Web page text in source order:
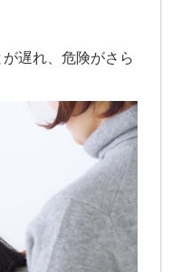
遅れ、危険がさら